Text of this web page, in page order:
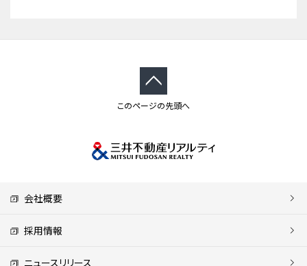
このページの先頭へ
会社概要
採用情報
ニュースリリース